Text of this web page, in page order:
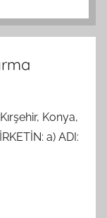
Konya,
a) ADI: